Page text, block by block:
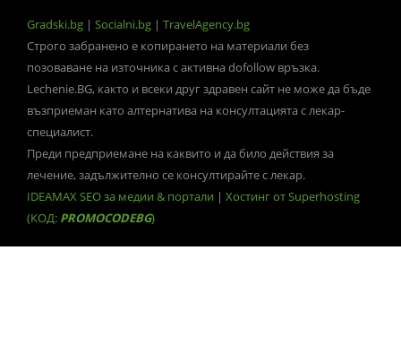
Gradski.bg | Socialni.bg | TravelAgency.bg
Строго забранено е копирането на материали без
позоваване на източника с активна dofollow връзка.
Lechenie.BG, както и всеки друг здравен сайт не може да бъде
възприеман като алтернатива на консултацията с лекар-
специалист.
Преди предприемане на каквито и да било действия за
лечение, задължително се консултирайте с лекар.
IDEAMAX SEO за медии & портали | Хостинг от Superhosting
(КОД: PROMOCODEBG)